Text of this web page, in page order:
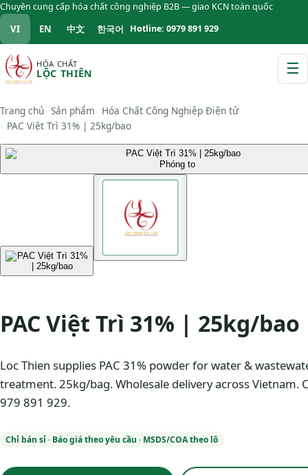
Chuyên cung cấp hóa chất công nghiệp B2B — giao KCN toàn quốc
VI EN 中文 한국어 Hotline: 0979 891 929
HÓA CHẤT
LỘC THIÊN ☰
Trang chủ Sản phẩm
Hóa Chất Công Nghiệp Điện tử
PAC Việt Trì 31% | 25kg/bao
Phóng to
PAC Việt Trì 31% | 25kg/bao
Loc Thien supplies PAC 31% powder for water &
treatment. 25kg/bag. Wholesale delivery across Vietnam.
979 891 929.
Chỉ bán sỉ · Báo giá theo yêu cầu · MSDS/COA theo lô